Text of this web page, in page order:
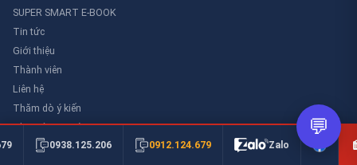
SUPER SMART E-BOOK
Tin tức
Giới thiệu
Thành viên
Liên hệ
Thăm dò ý kiến
Thư viên an toàn
0938.125.206 0912.124.679 Zalo
💬